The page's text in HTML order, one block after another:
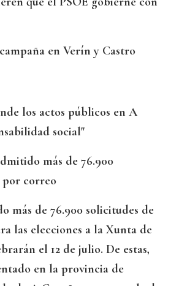
en Verín y Castro
los actos públicos en A
social"
más de 76.900
por correo
más de 76.900 solicitudes de
las elecciones a la Xunta de
el 12 de julio. De estas,
en la provincia de